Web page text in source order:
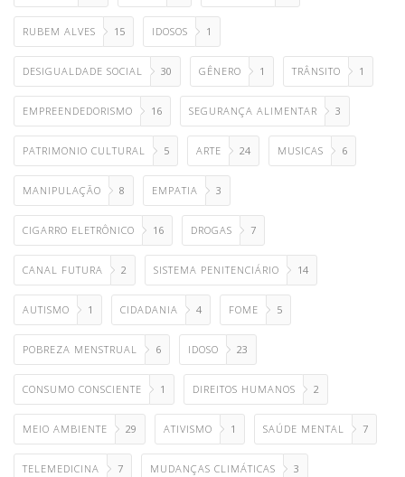
RUBEM ALVES 15 IDOSOS 1
DESIGUALDADE SOCIAL 30 GÊNERO 1 TRÂNSITO 1
EMPREENDEDORISMO 16 SEGURANÇA ALIMENTAR 3
PATRIMONIO CULTURAL 5 ARTE 24 MUSICAS 6
MANIPULAÇÃO 8 EMPATIA 3
CIGARRO ELETRÔNICO 16 DROGAS 7
CANAL FUTURA 2 SISTEMA PENITENCIÁRIO 14
AUTISMO 1 CIDADANIA 4 FOME 5
POBREZA MENSTRUAL 6 IDOSO 23
CONSUMO CONSCIENTE 1 DIREITOS HUMANOS 2
MEIO AMBIENTE 29 ATIVISMO 1 SAÚDE MENTAL 7
TELEMEDICINA 7 MUDANÇAS CLIMÁTICAS 3